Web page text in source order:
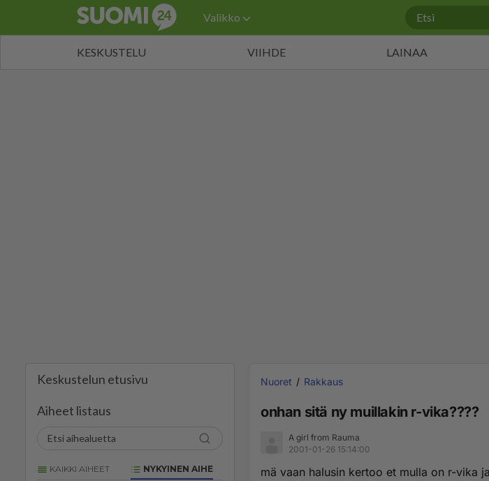
Valikko
KESKUSTELU VIIHDE LAINAA
Keskustelun etusivu
Aiheet listaus
KAIKKI AIHEET NYKYINEN AIHE
Nuoret Rakkaus
onhan sitä ny muillakin r-vika????
A girl from Rauma
2001-01-26 15:14:00
mä vaan halusin kertoo et mulla on r-vika